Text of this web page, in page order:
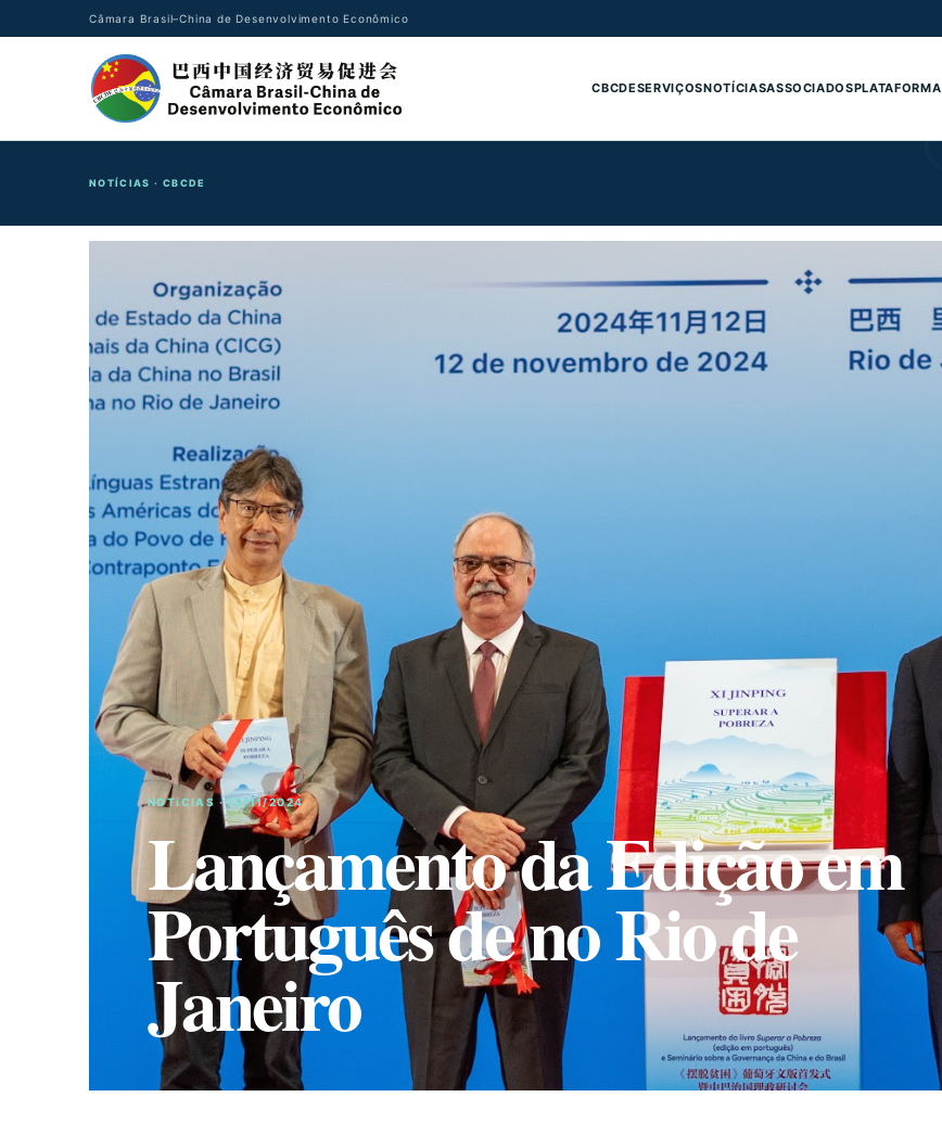
Câmara Brasil–China de Desenvolvimento Econômico
CBCDESERVIÇOSNOTÍCIASASSOCIADOSPLATAFORMA
NOTÍCIAS · CBCDE
NOTíCIAS · 13/11/2024
Lançamento da Edição em
Português deno Rio de
Janeiro